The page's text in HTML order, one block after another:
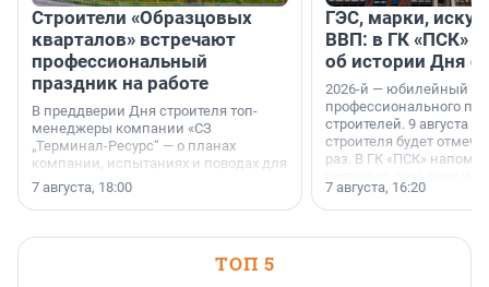
Строители «Образцовых
кварталов» встречают
профессиональный
праздник на работе
В преддверии Дня строителя топ-
менеджеры компании «СЗ
„Терминал-Ресурс“ — о планах
компании, испытаниях и поводах для
осторожного оптимизма.
7 августа, 18:00
ГЭС, марки,
ВВП: в ГК «ПСК»
об истории Дня
2026-й — юбилейный
профессионального
строителей. 9 августа
строителя будет
раз. В ГК «ПСК»
поменялась роль
7 августа, 16:20
ТОП 5